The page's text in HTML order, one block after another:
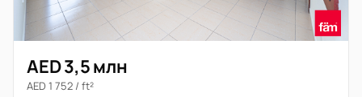
AED 3,5 млн
AED 1 752 / ft²